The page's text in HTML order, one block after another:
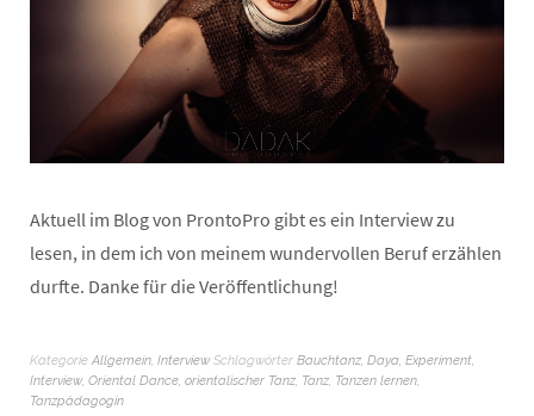
Aktuell im Blog von ProntoPro gibt es ein Interview zu
lesen, in dem ich von meinem wundervollen Beruf erzählen
durfte. Danke für die Veröffentlichung!
Kategorie Allgemein, Interview Schlagwörter Bauchtanz, Daya, Experiment,
Interview, Oriental Dance, orientalischer Tanz, Tanz, Tanzen lernen,
Tanzpädagogin